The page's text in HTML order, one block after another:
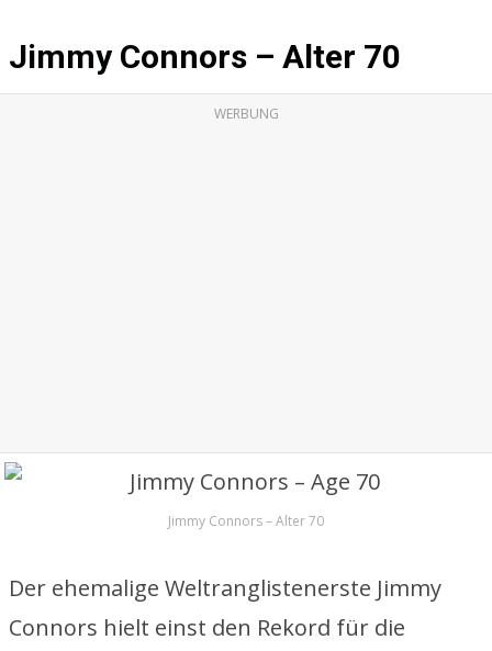
Jimmy Connors – Alter 70
WERBUNG
Jimmy Connors – Alter 70
Der ehemalige Weltranglistenerste Jimmy
Connors hielt einst den Rekord für die